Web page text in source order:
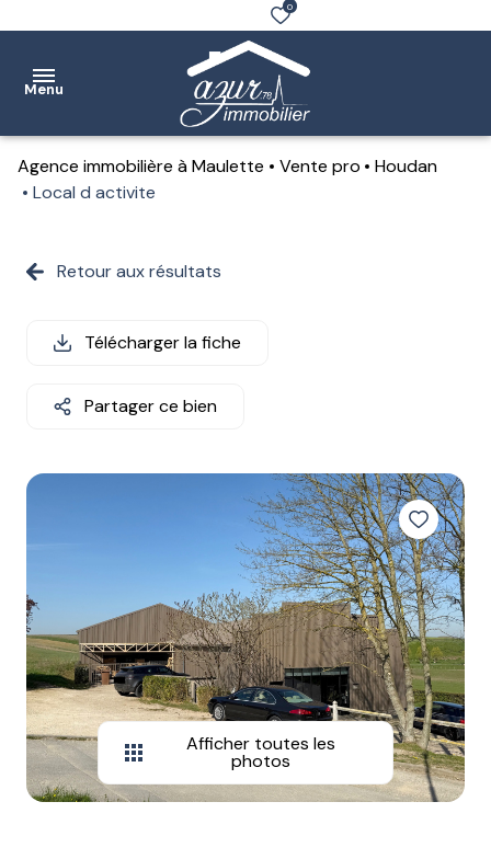
0
Menu
Accueil
Location
Notre
agence
Estimation
Agence immobilière à Maulette Vente pro
Houdan
Local d activite
Retour aux résultats
Télécharger la fiche
Partager ce bien
Afficher toutes les
photos